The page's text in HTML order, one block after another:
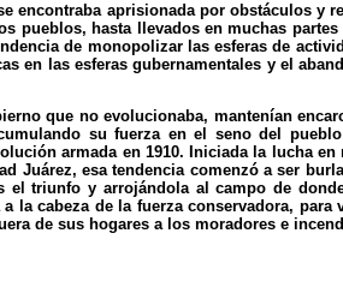
encontraba aprisionada por obstáculos
pueblos, hasta llevados en muchas
de monopolizar las esferas de
en las esferas gubernamentales y el
que no evolucionaba, mantenían
su fuerza en el seno del
armada en 1910. Iniciada la lucha
Juárez, esa tendencia comenzó a ser
el triunfo y arrojándola al campo de
la cabeza de la fuerza conservadora,
de sus hogares a los moradores e